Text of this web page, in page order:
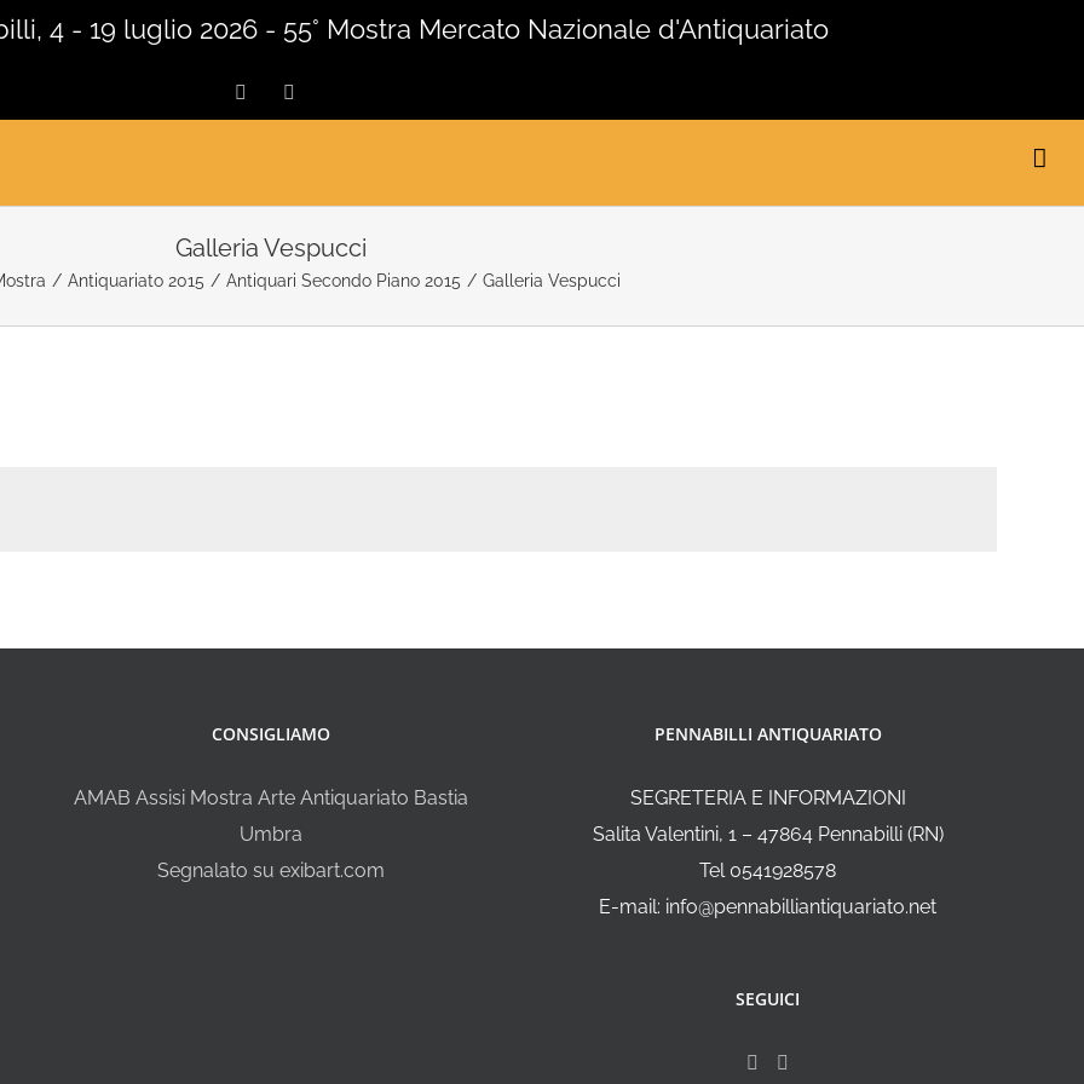
4 - 19 luglio 2026 - 55° Mostra Mercato Nazionale d'Antiquariato
Facebook
Galleria Vespucci
/ Antiquariato 2015 / Antiquari Secondo Piano 2015 / Galleria Vespucci
CONSIGLIAMO
AMAB Assisi Mostra Arte Antiquariato Bastia
Umbra
Segnalato su exibart.com
PENNABILLI ANTIQUARIATO
SEGRETERIA E INFORMAZIONI
Salita Valentini, 1 – 47864 Pennabilli (RN)
Tel 0541928578
E-mail: info@pennabilliantiquariato.net
SEGUICI